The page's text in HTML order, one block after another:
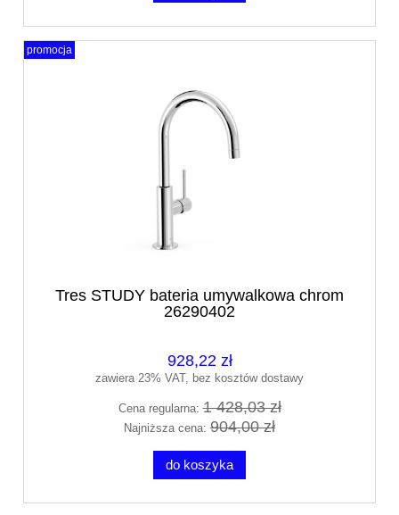
Tres STUDY bateria umywalkowa chrom
26290402
928,22 zł
zawiera 23% VAT, bez kosztów dostawy
Cena regularna:1 428,03 zł
Najniższa cena: 904,00 zł
do koszyka
promocja